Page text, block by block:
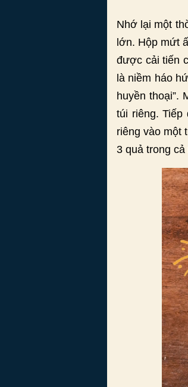
Nhớ lại một
lớn. Hộp mứt
được cải tiến
là niềm háo
huyền
túi riêng.
riêng vào một
3 quả trong